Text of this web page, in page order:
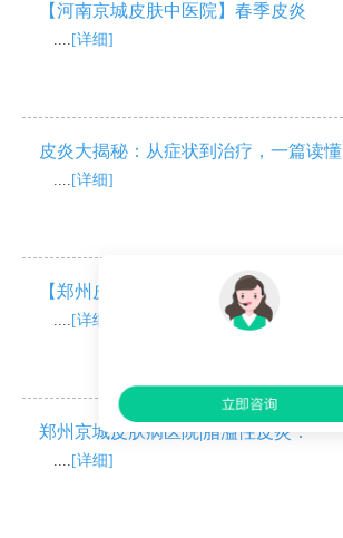
【河南京城皮肤中医院】春季皮炎
.... [详细]
皮炎大揭秘：从症状到治疗，一篇读懂
.... [详细]
【郑州皮肤病专科】奇痒无比，反复
.... [详细]
郑州京城皮肤病医院|脂溢性皮炎：
.... [详细]